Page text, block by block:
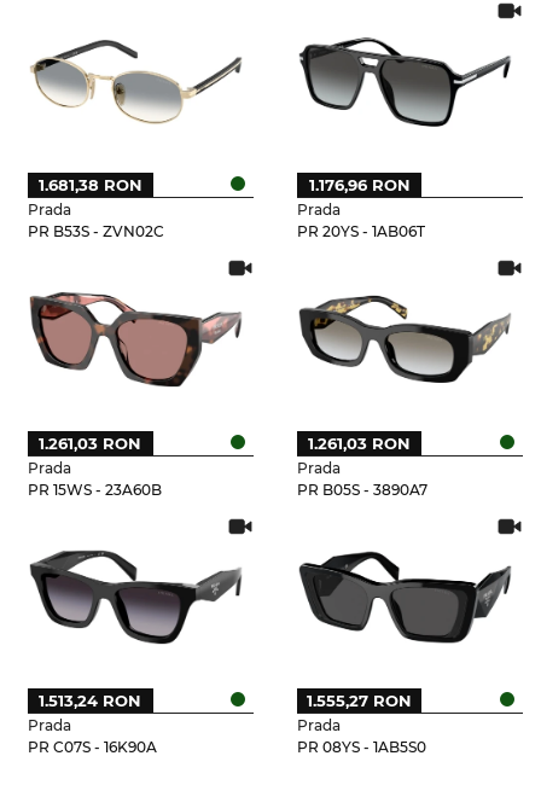
Prada
PR B53S - ZVN02C
1.681,38 RON
Prada
PR 20YS - 1AB06T
1.176,96 RON
Prada
PR 15WS - 23A60B
1.261,03 RON
Prada
PR B05S - 3890A7
1.261,03 RON
Prada
PR C07S - 16K90A
1.513,24 RON
Prada
PR 08YS - 1AB5S0
1.555,27 RON